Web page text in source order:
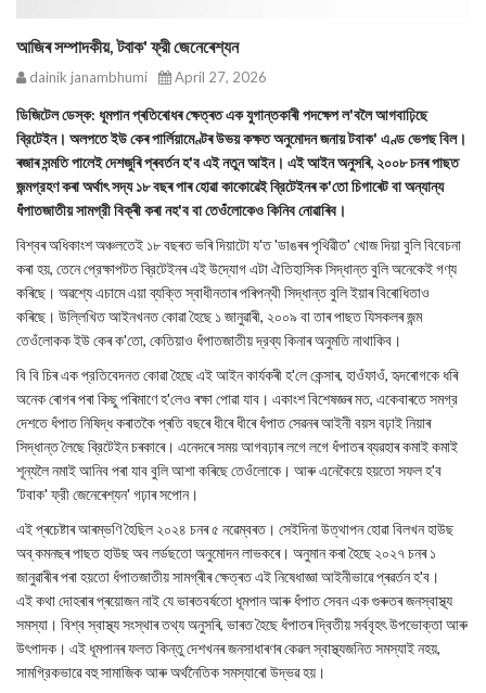
আজিৰ সম্পাদকীয়, টবাক' ফ্রী জেনেৰেশ্যন
dainik janambhumi April 27, 2026
ডিজিটেল ডেস্ক: ধূমপান প্ৰতিৰোধৰ ক্ষেত্ৰত এক যুগান্তকাৰী পদক্ষেপ ল'বলৈ আগবাঢ়িছে
ব্রিটেইন। অলপতে ইউ কেৰ পাৰ্লিয়ামেণ্টৰ উভয় কক্ষত অনুমোদন জনায় টবাক' এণ্ড ভেপছ বিল।
ৰজাৰ সন্মতি পালেই দেশজুৰি প্ৰবৰ্তন হ'ব এই নতুন আইন। এই আইন অনুসৰি, ২০০৮ চনৰ পাছত
জন্মগ্রহণ কৰা অৰ্থাৎ সদ্য ১৮ বছৰ পাৰ হোৱা কাকোৱেই ব্রিটেইনৰ ক'তো চিগাৰেট বা অন্যান্য
ধঁপাতজাতীয় সামগ্রী বিক্ৰী কৰা নহ'ব বা তেওঁলোকেও কিনিব নোৱাৰিব।
বিশ্বৰ অধিকাংশ অঞ্চলতেই ১৮ বছৰত ভৰি দিয়াটো য'ত 'ডাঙৰৰ পৃথিৱীত' খোজ দিয়া বুলি বিবেচনা
কৰা হয়, তেনে প্রেক্ষাপটত ব্রিটেইনৰ এই উদ্যোগ এটা ঐতিহাসিক সিদ্ধান্ত বুলি অনেকেই গণ্য
কৰিছে। অৱশ্যে এচামে এয়া ব্যক্তি স্বাধীনতাৰ পৰিপন্থী সিদ্ধান্ত বুলি ইয়াৰ বিৰোধিতাও
কৰিছে। উল্লিখিত আইনখনত কোৱা হৈছে ১ জানুৱাৰী, ২০০৯ বা তাৰ পাছত যিসকলৰ জন্ম
তেওঁলোকক ইউ কেৰ ক'তো, কেতিয়াও ধঁপাতজাতীয় দ্রব্য কিনাৰ অনুমতি নাথাকিব।
বি বি চিৰ এক প্রতিবেদনত কোৱা হৈছে এই আইন কার্যকৰী হ'লে কেন্সাৰ, হাওঁফাওঁ, হৃদৰোগকে ধৰি
অনেক ৰোগৰ পৰা কিছু পৰিমাণে হ'লেও ৰক্ষা পোৱা যাব। একাংশ বিশেষজ্ঞৰ মত, একেবাৰতে সমগ্র
দেশতে ধঁপাত নিষিদ্ধ কৰাতকৈ প্ৰতি বছৰে ধীৰে ধীৰে ধঁপাত সেৱনৰ আইনী বয়স বঢ়াই নিয়াৰ
সিদ্ধান্ত লৈছে ব্রিটেইন চৰকাৰে। এনেদৰে সময় আগবঢ়াৰ লগে লগে ধঁপাতৰ ব্যৱহাৰ কমাই কমাই
শূন্যলৈ নমাই আনিব পৰা যাব বুলি আশা কৰিছে তেওঁলোকে। আৰু এনেকৈয়ে হয়তো সফল হ'ব
'টবাক' ফ্রী জেনেৰেশ্যন' গঢ়াৰ সপোন।
এই প্ৰচেষ্টাৰ আৰম্ভণি হৈছিল ২০২৪ চনৰ ৫ নৱেম্বৰত। সেইদিনা উত্থাপন হোৱা বিলখন হাউছ
অব্ কমনছৰ পাছত হাউছ অব লর্ডছতো অনুমোদন লাভকৰে। অনুমান কৰা হৈছে ২০২৭ চনৰ ১
জানুৱাৰীৰ পৰা হয়তো ধঁপাতজাতীয় সামগ্ৰীৰ ক্ষেত্ৰত এই নিষেধাজ্ঞা আইনীভাৱে প্ৰৱৰ্তন হ'ব।
এই কথা দোহৰাৰ প্ৰয়োজন নাই যে ভাৰতবৰ্ষতো ধূমপান আৰু ধঁপাত সেবন এক গুৰুতৰ জনস্বাস্থ্য
সমস্যা। বিশ্ব স্বাস্থ্য সংস্থাৰ তথ্য অনুসৰি, ভাৰত হৈছে ধঁপাতৰ দ্বিতীয় সর্ববৃহৎ উপভোক্তা আৰু
উৎপাদক। এই ধূমপানৰ ফলত কিন্তু দেশখনৰ জনসাধাৰণৰ কেৱল স্বাস্থ্যজনিত সমস্যাই নহয়,
সামগ্রিকভাৱে বহু সামাজিক আৰু অর্থনৈতিক সমস্যাৰো উদ্ভৱ হয়।